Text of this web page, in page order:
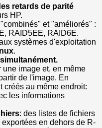
retards de parité
HP.
et "améliorés" :
RAID5EE, RAID6E.
systèmes d'exploitation
.
une image et, en même
de l'image. En
créés au même endroit:
les informations
: des listes de fichiers
en dehors de R-